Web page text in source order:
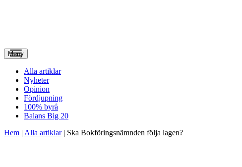
Meny
Alla artiklar
Nyheter
Opinion
Fördjupning
100% byrå
Balans Big 20
Hem | Alla artiklar| Ska Bokförings­nämnden följa lagen?